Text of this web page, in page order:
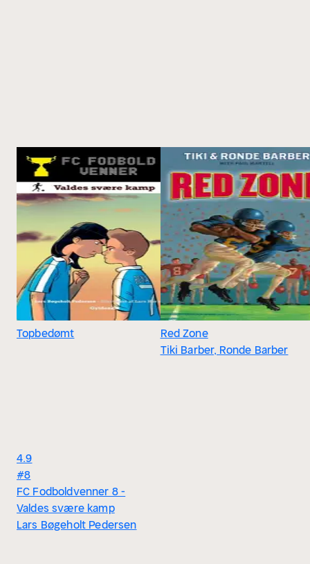
Topbedømt
4.9
#8
FC Fodboldvenner 8 -
Valdes svære kamp
Lars Bøgeholt Pedersen
Red Zone
Tiki Barber, Ronde Barber